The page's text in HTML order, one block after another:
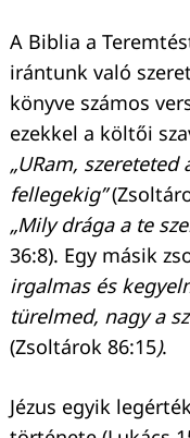
A Biblia a
irántunk való
könyve számos
ezekkel a költői
„URam, szereteted
fellegekig”
„Mily drága a te
36:8). Egy másik
irgalmas és
türelmed, nagy a
(Zsoltárok 86:15).
Jézus egyik